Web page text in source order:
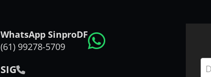
WhatsApp SinproDF
(61) 99278-5709
SIG